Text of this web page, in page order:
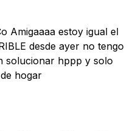
Amigaaaa estoy igual el
desde ayer no tengo
solucionar hppp y solo
hogar